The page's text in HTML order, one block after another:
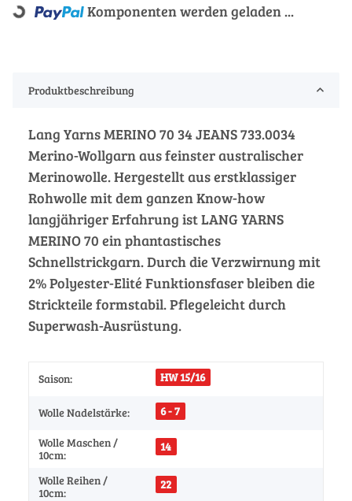
Loading... Komponenten werden geladen ...
Produktbeschreibung
Lang Yarns MERINO 70 34 JEANS 733.0034
Merino-Wollgarn aus feinster australischer
Merinowolle. Hergestellt aus erstklassiger
Rohwolle mit dem ganzen Know-how
langjähriger Erfahrung ist LANG YARNS
MERINO 70 ein phantastisches
Schnellstrickgarn. Durch die Verzwirnung mit
2% Polyester-Elité Funktionsfaser bleiben die
Strickteile formstabil. Pflegeleicht durch
Superwash-Ausrüstung.
Saison: HW 15/16
Wolle Nadelstärke: 6 - 7
Wolle Maschen /
10cm:
14
Wolle Reihen /
10cm:
22